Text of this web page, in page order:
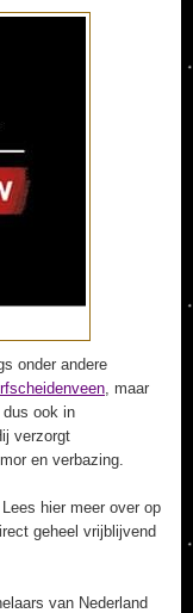
onder andere
, maar
dus ook in
verzorgt
en verbazing.
hier meer over op
geheel vrijblijvend
van Nederland